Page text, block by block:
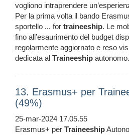
vogliono intraprendere
Per la prima volta il bando
sportello ... for traineeship. Le
fino all’esaurimento del budget
regolarmente aggiornato e reso
dedicata al Traineeship
13. Erasmus+ per
(49%)
25-mar-2024 17.05.55
Erasmus+ per Traineeship